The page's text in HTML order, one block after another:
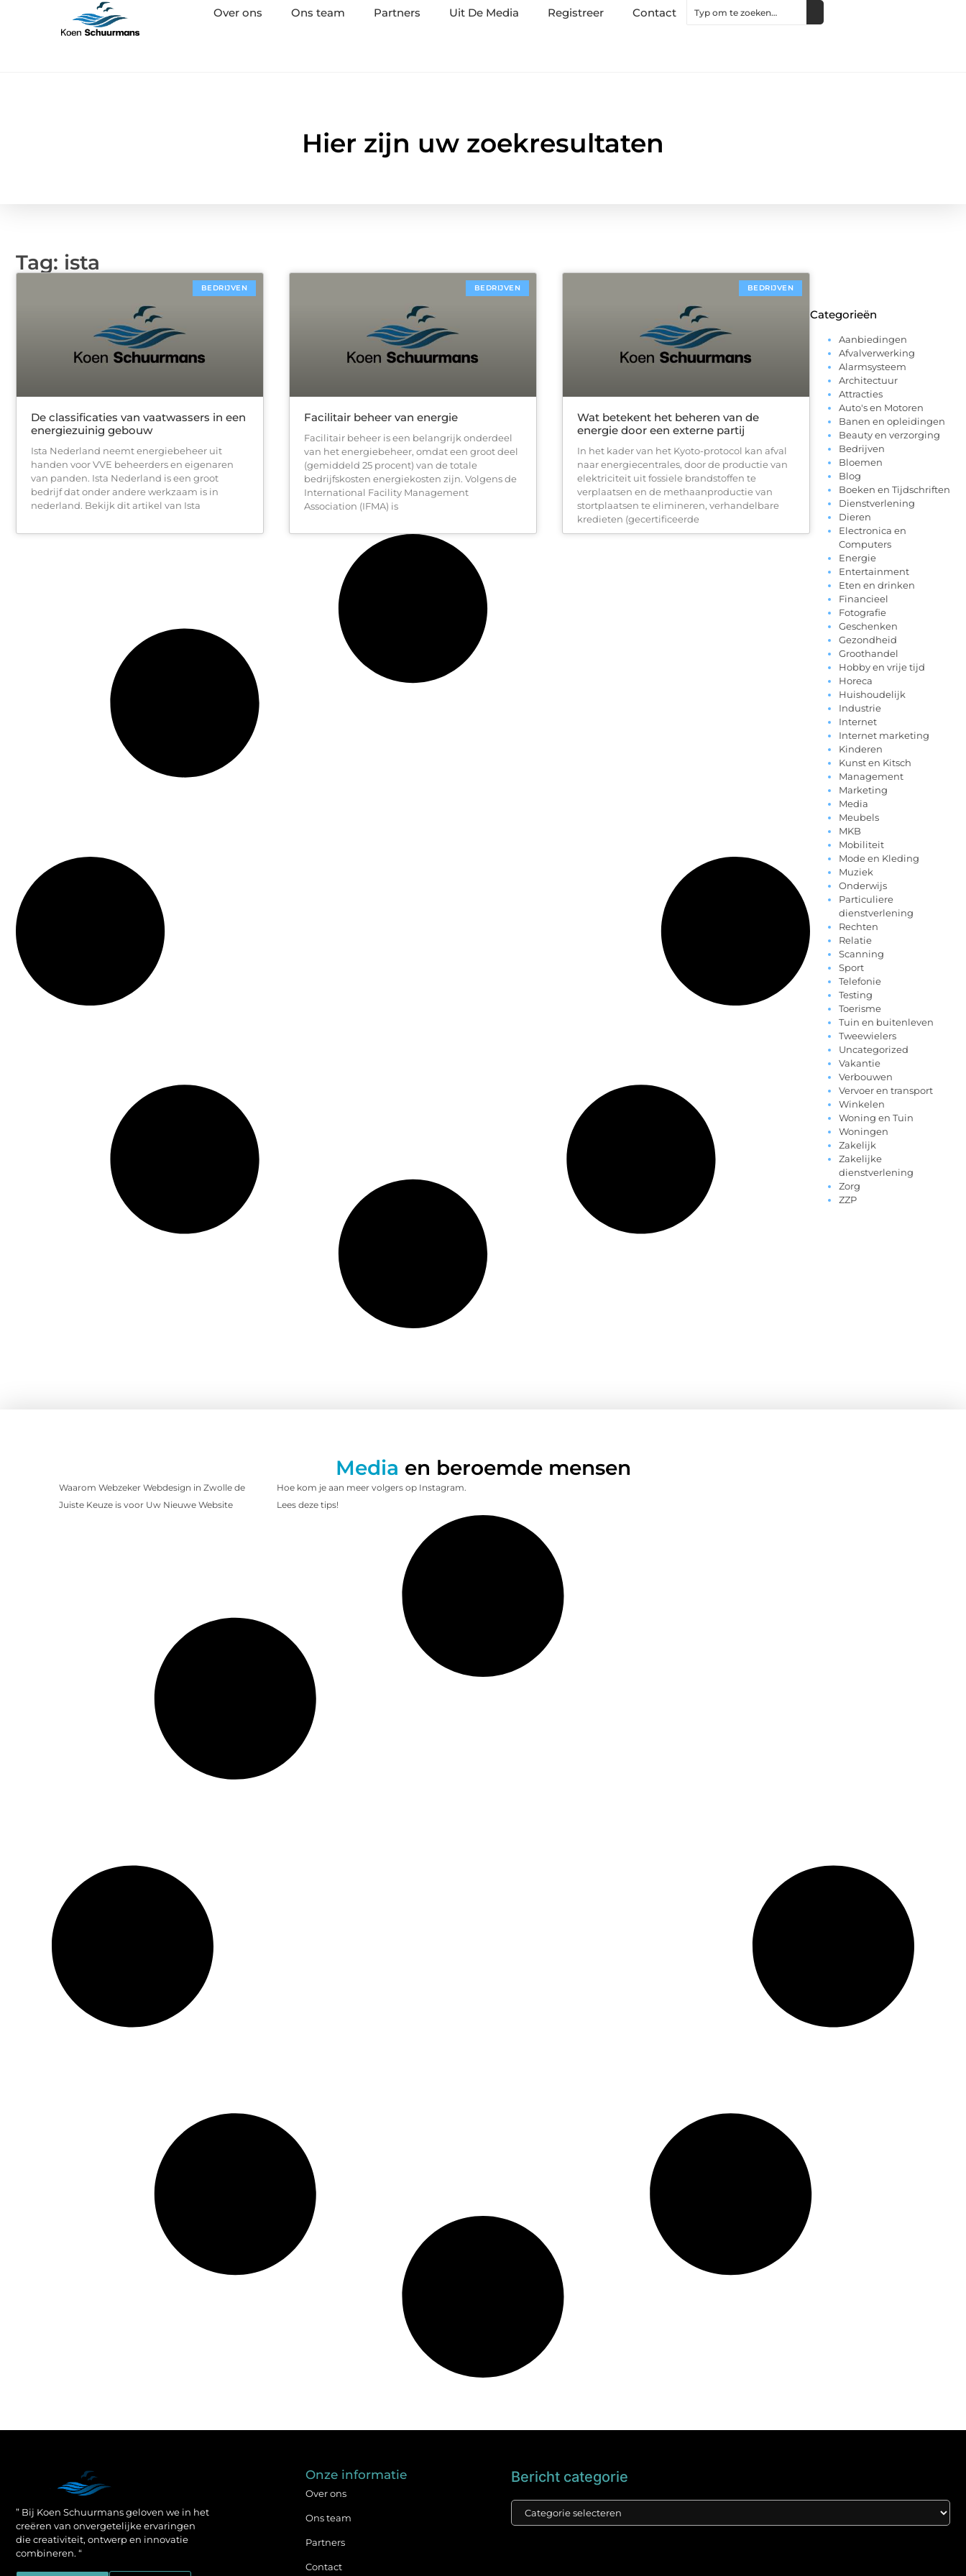
Over ons Ons team Partners Uit De Media Registreer Contact
Hier zijn uw zoekresultaten
Tag: ista
BEDRIJVEN
De classificaties van vaatwassers in een
energiezuinig gebouw
Ista Nederland neemt energiebeheer uit
handen voor VVE beheerders en eigenaren
van panden. Ista Nederland is een groot
bedrijf dat onder andere werkzaam is in
nederland. Bekijk dit artikel van Ista
BEDRIJVEN
Facilitair beheer van energie
Facilitair beheer is een belangrijk onderdeel
van het energiebeheer, omdat een groot deel
(gemiddeld 25 procent) van de totale
bedrijfskosten energiekosten zijn. Volgens de
International Facility Management
Association (IFMA) is
BEDRIJVEN
Wat betekent het beheren van de
energie door een externe partij
In het kader van het Kyoto-protocol kan afval
naar energiecentrales, door de productie van
elektriciteit uit fossiele brandstoffen te
verplaatsen en de methaanproductie van
stortplaatsen te elimineren, verhandelbare
kredieten (gecertificeerde
Categorieën
Aanbiedingen
Afvalverwerking
Alarmsysteem
Architectuur
Attracties
Auto's en Motoren
Banen en opleidingen
Beauty en verzorging
Bedrijven
Bloemen
Blog
Boeken en Tijdschriften
Dienstverlening
Dieren
Electronica en
Computers
Energie
Entertainment
Eten en drinken
Financieel
Fotografie
Geschenken
Gezondheid
Groothandel
Hobby en vrije tijd
Horeca
Huishoudelijk
Industrie
Internet
Internet marketing
Kinderen
Kunst en Kitsch
Management
Marketing
Media
Meubels
MKB
Mobiliteit
Mode en Kleding
Muziek
Onderwijs
Particuliere
dienstverlening
Rechten
Relatie
Scanning
Sport
Telefonie
Testing
Toerisme
Tuin en buitenleven
Tweewielers
Uncategorized
Vakantie
Verbouwen
Vervoer en transport
Winkelen
Woning en Tuin
Woningen
Zakelijk
Zakelijke
dienstverlening
Zorg
ZZP
Media en beroemde mensen
Waarom Webzeker Webdesign in Zwolle de
Juiste Keuze is voor Uw Nieuwe Website
Hoe kom je aan meer volgers op Instagram.
Lees deze tips!
” Bij Koen Schuurmans geloven we in het
creëren van onvergetelijke ervaringen
die creativiteit, ontwerp en innovatie
combineren. “
Onze informatie
Over ons
Ons team
Partners
Contact
Bericht categorie